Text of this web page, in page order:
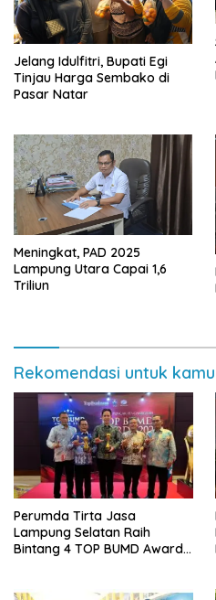
Jelang Idulfitri, Bupati Egi
Tinjau Harga Sembako di
Pasar Natar
Meningkat, PAD 2025
Lampung Utara Capai 1,6
Triliun
Rekomendasi untuk kamu
Perumda Tirta Jasa
Lampung Selatan Raih
Bintang 4 TOP BUMD Awards